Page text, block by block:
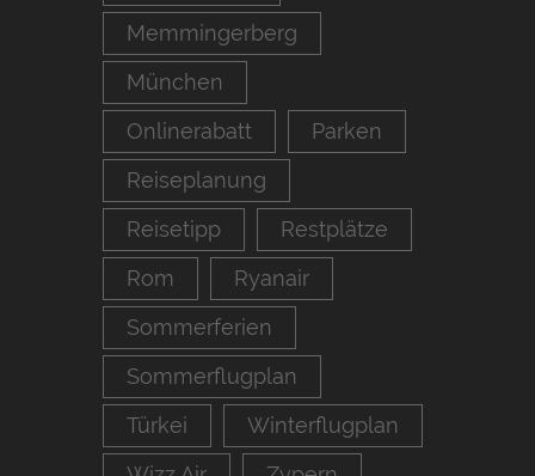
Memmingerberg
München
Onlinerabatt
Parken
Reiseplanung
Reisetipp
Restplätze
Rom
Ryanair
Sommerferien
Sommerflugplan
Türkei
Winterflugplan